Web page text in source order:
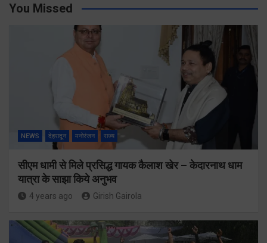
You Missed
NEWS देहरादून मनोरंजन राज्य
सीएम धामी से मिले प्रसिद्ध गायक कैलाश खेर – केदारनाथ धाम
यात्रा के साझा किये अनुभव
4 years ago Girish Gairola